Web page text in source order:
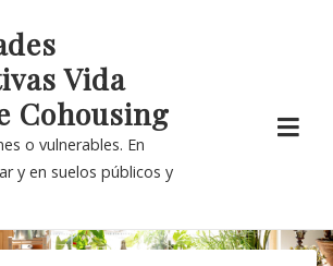
Vida
Cohousing
o vulnerables. En
y en suelos públicos y